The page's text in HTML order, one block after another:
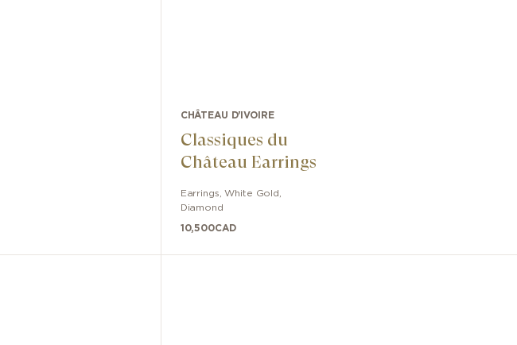
CHÂTEAU D'IVOIRE
Classiques du
Château Earrings
Earrings ,White Gold
Diamond
10,500CAD